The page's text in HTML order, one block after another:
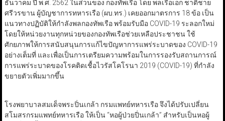
ธันวาคม ปี พ.ศ. 2562 ในส่วนของ กองทัพเรือ โดย พลเรือเอก ชาติชาย
ศรีวรขาน ผู้บัญชาการทหารเรือ (ผบ.ทร.) เคยออกมาตรการ 18 ข้อ เป็น
แนวทางปฏิบัติให้กำลังพลกองทัพเรือ พร้อมรับมือ COVID-19 ระลอกใหม่
โดยให้หน่วยงานทุกหน่วยของกองทัพเรือช่วยเหลือประชาชน ใช้
ศักยภาพให้การสนับสนุนการแก้ไขปัญหาการแพร่ระบาดของ COVID-19
อย่างเต็มที่ และเพื่อเป็นการเตรียมความพร้อมในการรองรับสถานการณ์
การแพร่ระบาดของโรคติดเชื้อไวรัสโคโรนา 2019 (COVID-19) ที่กำลัง
ขยายตัวเพิ่มมากขึ้น
โรงพยาบาลสมเด็จพระปิ่นเกล้า กรมแพทย์ทหารเรือ จึงได้ปรับเปลี่ยน
สโมสรกรมแพทย์ทหารเรือ ให้เป็น “หอผู้ป่วยปิ่นเกล้า” สำหรับเป็นหอผู้